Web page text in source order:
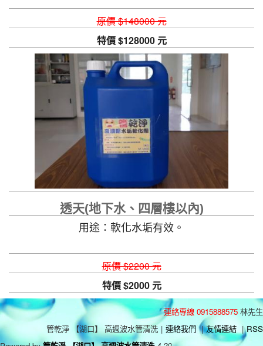
原價 $148000 元
特價 $128000 元
透天(地下水、四層樓以內)
用途：軟化水垢有效。
原價 $2200 元
特價 $2000 元
連絡專線 0915888575 林先生
管乾淨 【湖口】 高週波水管清洗 | 連絡我們 | 友情連結 | RSS